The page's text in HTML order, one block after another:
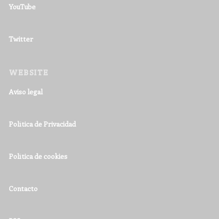
YouTube
Twitter
WEBSITE
Aviso legal
Política de Privacidad
Política de cookies
Contacto